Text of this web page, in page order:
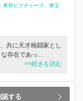
東和ピクチャーズ 東宝
共に天才格闘家とし
存在であっ…
>>続きを読む
する